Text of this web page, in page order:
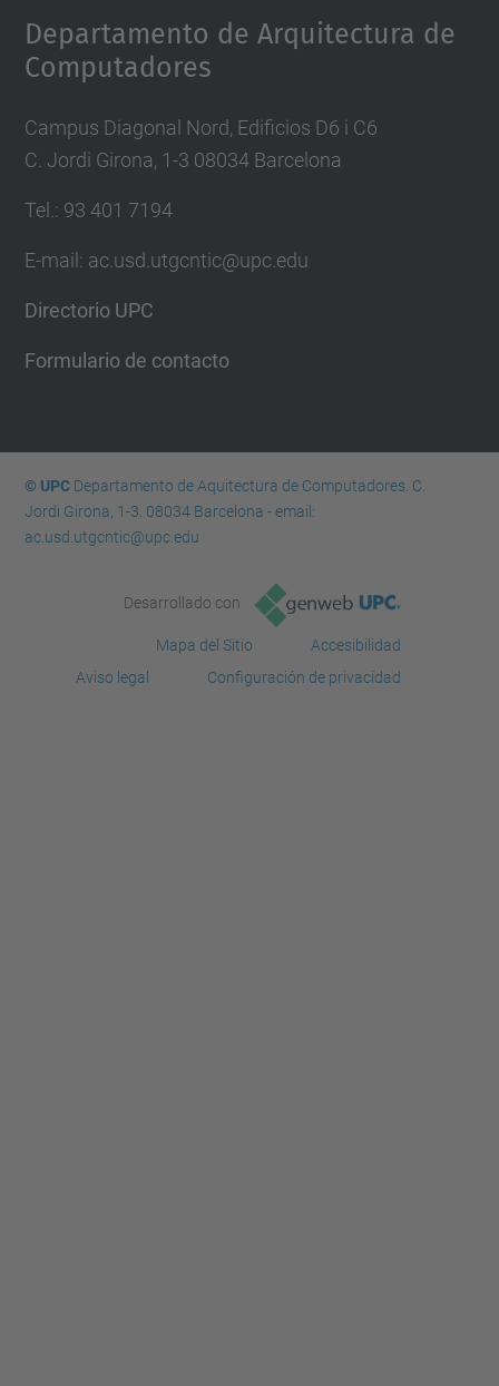
Departamento de Arquitectura de
Computadores
Campus Diagonal Nord, Edificios D6 i C6
C. Jordi Girona, 1-3 08034 Barcelona
Tel.: 93 401 7194
E-mail: ac.usd.utgcntic@upc.edu
Directorio UPC
Formulario de contacto
© UPCDepartamento de Aquitectura de Computadores. C.
Jordi Girona, 1-3. 08034 Barcelona - email:
ac.usd.utgcntic@upc.edu
Desarrollado con
Mapa del Sitio
Accesibilidad
Aviso legal
Configuración de privacidad